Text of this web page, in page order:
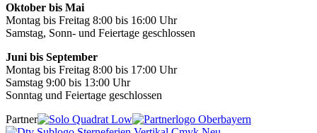
Oktober bis Mai
Montag bis Freitag 8:00 bis 16:00 Uhr
Samstag, Sonn- und Feiertage geschlossen
Juni bis September
Montag bis Freitag 8:00 bis 17:00 Uhr
Samstag 9:00 bis 13:00 Uhr
Sonntag und Feiertage geschlossen
Partner